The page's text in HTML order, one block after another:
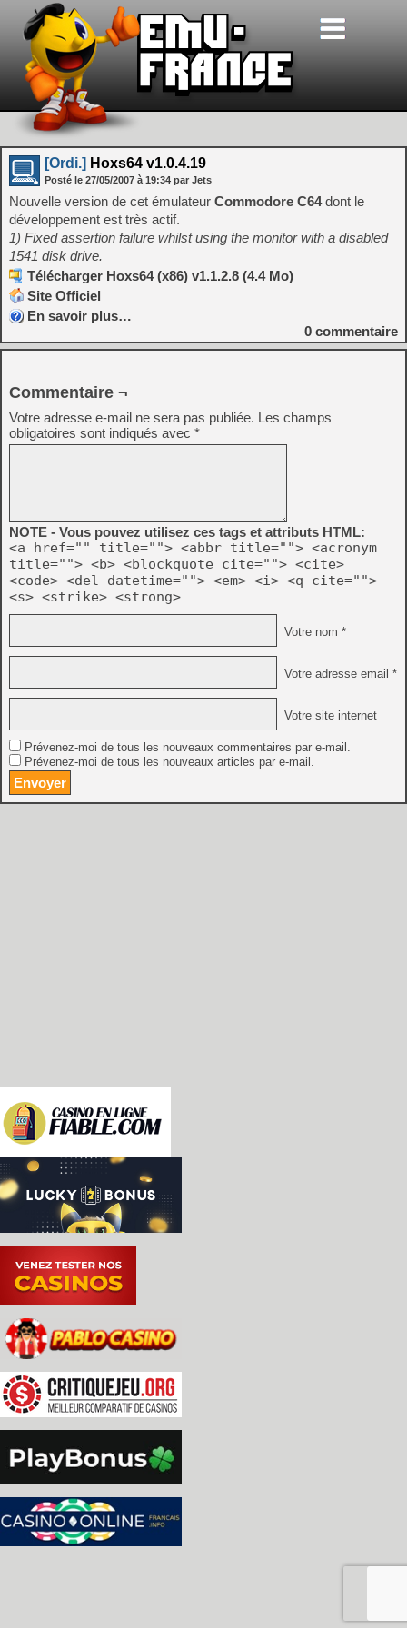
[Ordi.] Hoxs64 v1.0.4.19
Posté le 27/05/2007 à 19:34 par Jets
Nouvelle version de cet émulateur Commodore C64dont le
développement est très actif.
1) Fixed assertion failure whilst using the monitor with a disabled
1541 disk drive.
Télécharger Hoxs64 (x86) v1.1.2.8 (4.4 Mo)
Site Officiel
En savoir plus…
0 commentaire
Commentaire ¬
Votre adresse e-mail ne sera pas publiée. Les champs
obligatoires sont indiqués avec *
NOTE - Vous pouvez utilisez ces tags et attributs HTML:
<a href="" title=""> <abbr title=""> <acronym
title=""> <b> <blockquote cite=""> <cite>
<code> <del datetime=""> <em> <i> <q cite="">
<s> <strike> <strong>
Votre nom *
Votre adresse email *
Votre site internet
Prévenez-moi de tous les nouveaux commentaires par e-mail.
Prévenez-moi de tous les nouveaux articles par e-mail.